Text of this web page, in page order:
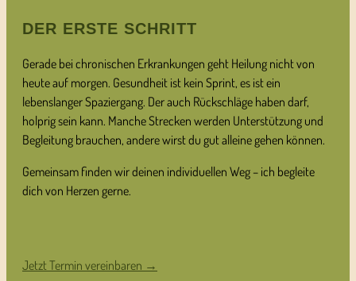
DER ERSTE SCHRITT
Gerade bei chronischen Erkrankungen geht Heilung nicht von
heute auf morgen. Gesundheit ist kein Sprint, es ist ein
lebenslanger Spaziergang. Der auch Rückschläge haben darf,
holprig sein kann. Manche Strecken werden Unterstützung und
Begleitung brauchen, andere wirst du gut alleine gehen können.
Gemeinsam finden wir deinen individuellen Weg – ich begleite
dich von Herzen gerne.
Jetzt Termin vereinbaren →